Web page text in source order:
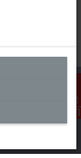
联系我们